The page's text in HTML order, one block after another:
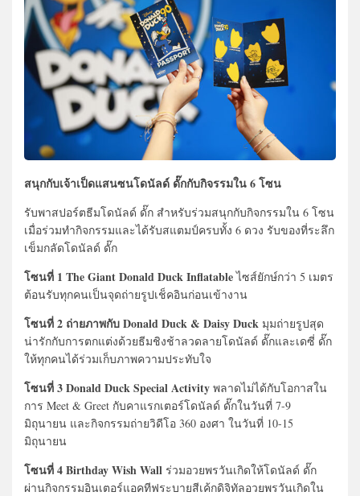
สนุกกับเจ้าเป็ดแสนซนโดนัลด์ ดั๊กกับกิจรรมใน 6 โซน
รับพาสปอร์ตธีมโดนัลด์ ดั๊ก สำหรับร่วมสนุกกับกิจกรรมใน 6 โซน
เมื่อร่วมทำกิจกรรมและได้รับสแตมป์ครบทั้ง 6 ดวง รับของที่ระลึก
เข็มกลัดโดนัลด์ ดั๊ก
โซนที่ 1 The Giant Donald Duck Inflatableไซส์ยักษ์กว่า 5 เมตร
ต้อนรับทุกคนเป็นจุดถ่ายรูปเช็คอินก่อนเข้างาน
โซนที่ 2 ถ่ายภาพกับ Donald Duck & Daisy Duck มุมถ่ายรูปสุด
น่ารักกับการตกแต่งด้วยธีมชิงช้าลวดลายโดนัลด์ ดั๊กและเดซี่ ดั๊ก
ให้ทุกคนได้ร่วมเก็บภาพความประทับใจ
โซนที่ 3 Donald Duck Special Activity พลาดไม่ได้กับโอกาสใน
การ Meet & Greet กับคาแรกเตอร์โดนัลด์ ดั๊กในวันที่ 7-9
มิถุนายน และกิจกรรมถ่ายวิดีโอ 360 องศา ในวันที่ 10-15
มิถุนายน
โซนที่ 4 Birthday Wish Wall ร่วมอวยพรวันเกิดให้โดนัลด์ ดั๊ก
ผ่านกิจกรรมอินเตอร์แอคทีฟระบายสีเค้กดิจิทัลอวยพรวันเกิดใน